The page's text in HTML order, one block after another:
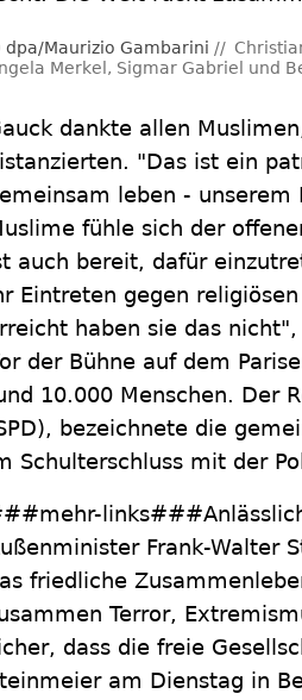
dpa/Maurizio Gambarini
Merkel, Sigmar Gabriel und
dankte allen
"Das ist ein
leben - unserem
fühle sich der
auch bereit, dafür
Eintreten gegen
haben sie das
der Bühne auf dem
10.000 Menschen. Der
bezeichnete die
Schulterschluss mit der
Frank-Walter
friedliche
Terror,
dass die freie
am Dienstag in